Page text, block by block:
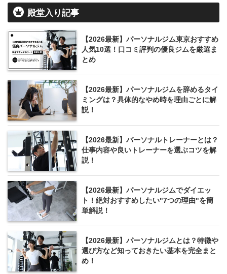
殿堂入り記事
【2026最新】パーソナルジム東京おすすめ
人気10選！口コミ評判の優良ジムを厳選ま
とめ
【2026最新】パーソナルジムを辞めるタイ
ミングは？具体的なやめ時を理由ごとに解
説！
【2026最新】パーソナルトレーナーとは？
仕事内容や良いトレーナーを選ぶコツを解
説！
【2026最新】パーソナルジムでダイエッ
ト！絶対おすすめしたい"7つの理由"を簡
単解説！
【2026最新】パーソナルジムとは？特徴や
選び方など知っておきたい基本を完全まと
め！